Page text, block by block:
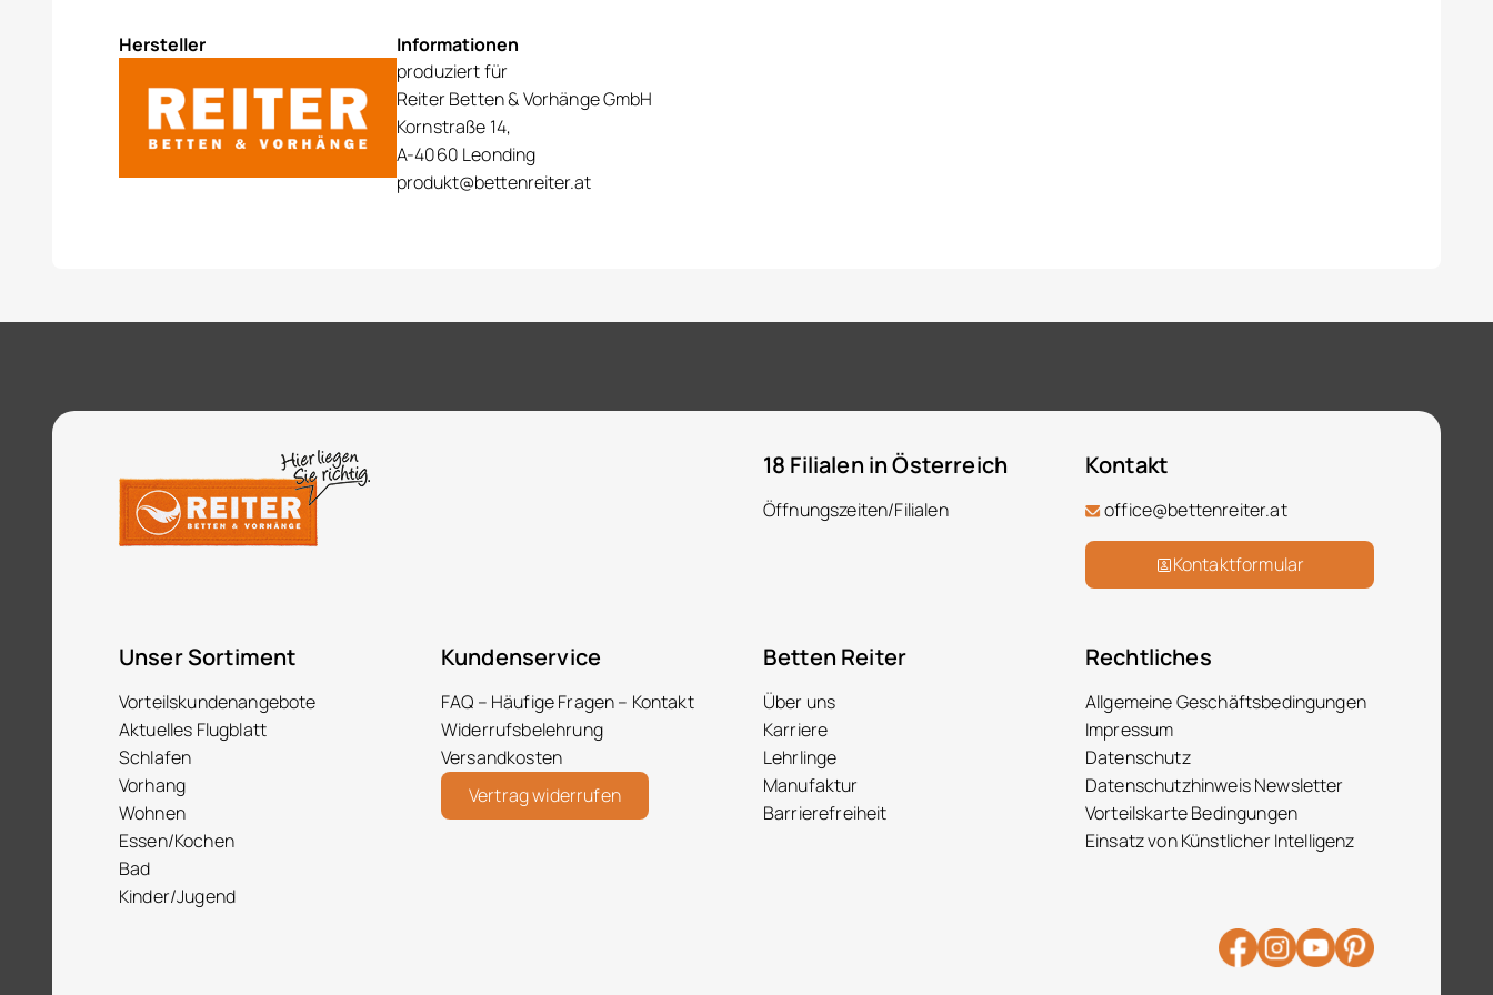
Hersteller
Informationen
produziert für
Reiter Betten & Vorhänge GmbH
Kornstraße 14,
A-4060 Leonding
produkt@bettenreiter.at
18 Filialen in Österreich
Öffnungszeiten/Filialen
Kontakt
office@bettenreiter.at
Kontaktformular
Unser Sortiment
Vorteilskundenangebote
Aktuelles Flugblatt
Schlafen
Vorhang
Wohnen
Essen/Kochen
Bad
Kinder/Jugend
Kundenservice
FAQ – Häufige Fragen – Kontakt
Widerrufsbelehrung
Versandkosten
Vertrag widerrufen
Betten Reiter
Über uns
Karriere
Lehrlinge
Manufaktur
Barrierefreiheit
Rechtliches
Allgemeine Geschäftsbedingungen
Impressum
Datenschutz
Datenschutzhinweis Newsletter
Vorteilskarte Bedingungen
Einsatz von Künstlicher Intelligenz